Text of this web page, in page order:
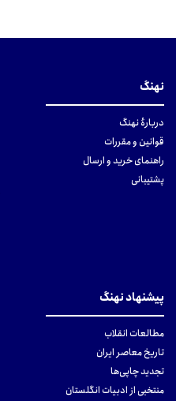
نهنگ
دربارهٔ نهنگ
قوانین و مقررات
راهنمای خرید و ارسال
پشتیبانی
پیشنهاد نهنگ
مطالعات انقلاب
تاریخ معاصر ایران
تجدید چاپی‌ها
منتخبی از ادبیات انگلستان